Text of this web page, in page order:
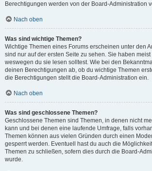
Berechtigungen werden von der Board-Administration
Nach oben
Was sind wichtige Themen?
Wichtige Themen eines Forums erscheinen unter den
sind nur auf der ersten Seite zu sehen. Sie haben
weswegen du sie lesen solltest. Wie bei den
deinen Berechtigungen ab, ob du wichtige Themen
die Berechtigungen stellt die Board-Administration ein.
Nach oben
Was sind geschlossene Themen?
Geschlossene Themen sind Themen, in denen nicht
kann und bei denen eine laufende Umfrage, falls
Themen können aus vielen Gründen durch einen
gesperrt werden. Eventuell hast du auch die
Themen zu schließen, sofern dies durch die Board-
wurde.